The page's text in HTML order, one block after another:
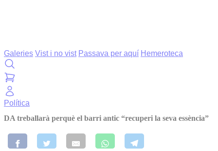
Galeries Vist i no vist Passava per aquí Hemeroteca
Política
DA treballarà perquè el barri antic “recuperi la seva essència”